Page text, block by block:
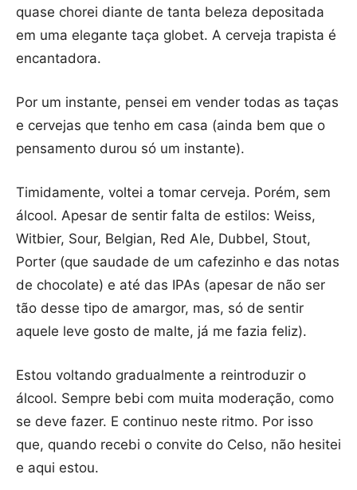
quase chorei diante de tanta beleza depositada
em uma elegante taça globet. A cerveja trapista é
encantadora.
Por um instante, pensei em vender todas as taças
e cervejas que tenho em casa (ainda bem que o
pensamento durou só um instante).
Timidamente, voltei a tomar cerveja. Porém, sem
álcool. Apesar de sentir falta de estilos: Weiss,
Witbier, Sour, Belgian, Red Ale, Dubbel, Stout,
Porter (que saudade de um cafezinho e das notas
de chocolate) e até das IPAs (apesar de não ser
tão desse tipo de amargor, mas, só de sentir
aquele leve gosto de malte, já me fazia feliz).
Estou voltando gradualmente a reintroduzir o
álcool. Sempre bebi com muita moderação, como
se deve fazer. E continuo neste ritmo. Por isso
que, quando recebi o convite do Celso, não hesitei
e aqui estou.